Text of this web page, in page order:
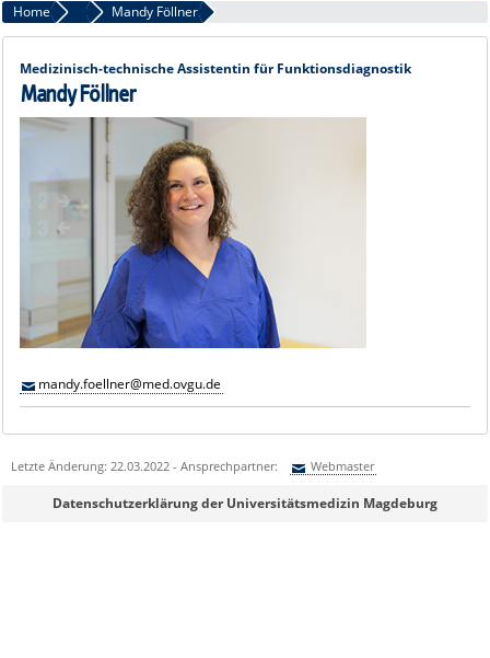
Home Funktionsbereiche
Mandy Föllner
Medizinisch-technische Assistentin für Funktionsdiagnostik
Mandy Föllner
mandy.foellner@med.ovgu.de
Letzte Änderung: 22.03.2022 - Ansprechpartner: Webmaster
Sie können eine Nachricht versenden an:Webmaster
Datenschutzerklärung der Universitätsmedizin Magdeburg